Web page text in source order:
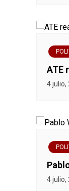
ATE
4 julio,
4 julio,